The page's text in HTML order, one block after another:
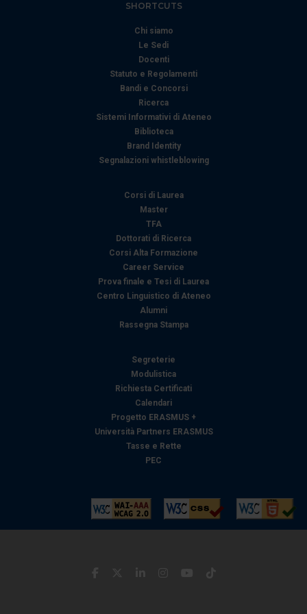
pubblicità e social media, i quali potrebbero combinarle
con altre informazioni che ha fornito loro o che hanno
raccolto dal suo utilizzo dei loro servizi.
SHORTCUTS
Chi siamo
Le Sedi
Docenti
Statuto e Regolamenti
Bandi e Concorsi
Ricerca
Sistemi Informativi di Ateneo
Biblioteca
Brand Identity
Segnalazioni whistleblowing
Corsi di Laurea
Master
TFA
Dottorati di Ricerca
Corsi Alta Formazione
Career Service
Prova finale e Tesi di Laurea
Centro Linguistico di Ateneo
Alumni
Rassegna Stampa
Segreterie
Modulistica
Richiesta Certificati
Calendari
Progetto ERASMUS +
Università Partners ERASMUS
Tasse e Rette
PEC